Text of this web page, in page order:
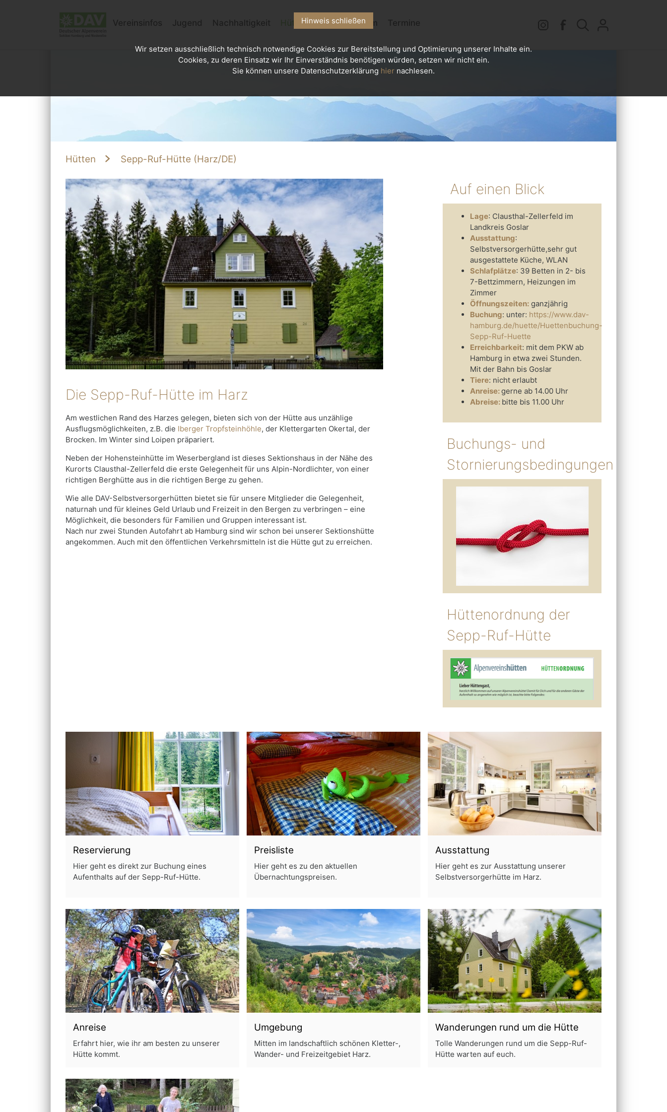
Vereinsinfos Jugend Nachhaltigkeit Hütten Kletterzentrum Termine
Hütten Sepp-Ruf-Hütte (Harz/DE)
Die Sepp-Ruf-Hütte im Harz
Am westlichen Rand des Harzes gelegen, bieten sich von der Hütte aus unzählige
Ausflugsmöglichkeiten, z.B. die Iberger Tropfsteinhöhle, der Klettergarten Okertal, der
Brocken. Im Winter sind Loipen präpariert.
Neben der Hohensteinhütte im Weserbergland ist dieses Sektionshaus in der Nähe des
Kurorts Clausthal-Zellerfeld die erste Gelegenheit für uns Alpin-Nordlichter, von einer
richtigen Berghütte aus in die richtigen Berge zu gehen.
Wie alle DAV-Selbstversorgerhütten bietet sie für unsere Mitglieder die Gelegenheit,
naturnah und für kleines Geld Urlaub und Freizeit in den Bergen zu verbringen – eine
Möglichkeit, die besonders für Familien und Gruppen interessant ist.
Nach nur zwei Stunden Autofahrt ab Hamburg sind wir schon bei unserer Sektionshütte
angekommen. Auch mit den öffentlichen Verkehrsmitteln ist die Hütte gut zu erreichen.
Auf einen Blick
Lage: Clausthal-Zellerfeld im
Landkreis Goslar
Ausstattung:
Selbstversorgerhütte,sehr gut
ausgestattete Küche, WLAN
Schlafplätze: 39 Betten in 2- bis
7-Bettzimmern, Heizungen im
Zimmer
Öffnungszeiten: ganzjährig
Buchung: unter: https://www.dav-
hamburg.de/huette/Huettenbuchung-
Sepp-Ruf-Huette
Erreichbarkeit: mit dem PKW ab
Hamburg in etwa zwei Stunden.
Mit der Bahn bis Goslar
Tiere: nicht erlaubt
Anreise:gerne ab 14.00 Uhr
Abreise: bitte bis 11.00 Uhr
Buchungs- und
Stornierungsbedingungen
Hüttenordnung der
Sepp-Ruf-Hütte
Reservierung
Hier geht es direkt zur Buchung eines
Aufenthalts auf der Sepp-Ruf-Hütte.
Preisliste
Hier geht es zu den aktuellen
Übernachtungspreisen.
Ausstattung
Hier geht es zur Ausstattung unserer
Selbstversorgerhütte im Harz.
Anreise
Erfahrt hier, wie ihr am besten zu unserer
Hütte kommt.
Umgebung
Mitten im landschaftlich schönen Kletter-,
Wander- und Freizeitgebiet Harz.
Wanderungen rund um die Hütte
Tolle Wanderungen rund um die Sepp-Ruf-
Hütte warten auf euch.
Hinweis schließen
Wir setzen ausschließlich technisch notwendige Cookies zur Bereitstellung und Optimierung unserer Inhalte ein.
Cookies, zu deren Einsatz wir Ihr Einverständnis benötigen würden, setzen wir nicht ein.
Sie können unsere Datenschutzerklärung hier nachlesen.